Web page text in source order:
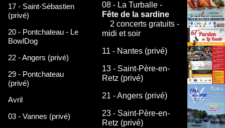
17 - Saint-Sébastien
(privé)
20 - Pontchateau - Le
BowlDog
22 - Angers (privé)
29 - Pontchateau
(privé)
Avril
03 - Vannes (privé)
08 - La Turballe -
Fête de la sardine
2 concerts gratuits -
midi et soir
11 - Nantes (privé)
13 - Saint-Père-en-
Retz (privé)
21 - Angers (privé)
23 - Saint-Père-en-
Retz (privé)